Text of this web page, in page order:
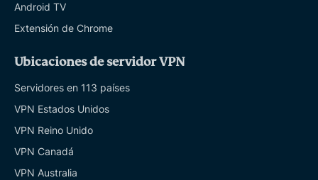
Android TV
Extensión de Chrome
Ubicaciones de servidor VPN
Servidores en 113 países
VPN Estados Unidos
VPN Reino Unido
VPN Canadá
VPN Australia